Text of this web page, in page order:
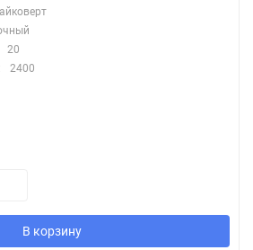
20
2400
В корзину